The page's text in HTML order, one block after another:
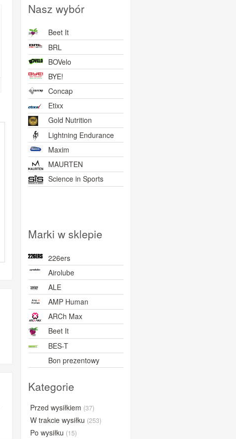
Skarpetki kolarskie
Winaar x BYE!
29,00zł
Zestaw skarpetki
biały
59,00zł
Nasz wybór
Beet It
BRL
BOVelo
BYE!
Concap
Etixx
Gold Nutrition
Lightning Endurance
Maxim
MAURTEN
Science in Sports
Marki w sklepie
226ers
Airolube
ALE
AMP Human
ARCh Max
Beet It
BES-T
Bon prezentowy
BOVelo
BRL
BUFF®
BYE
Kategorie
Przed wysiłkiem (37)
W trakcie wysiłku (253)
Po wysiłku (15)